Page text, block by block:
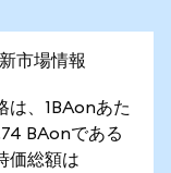
場情報
は、1BAonあた
BAonである
価総額は